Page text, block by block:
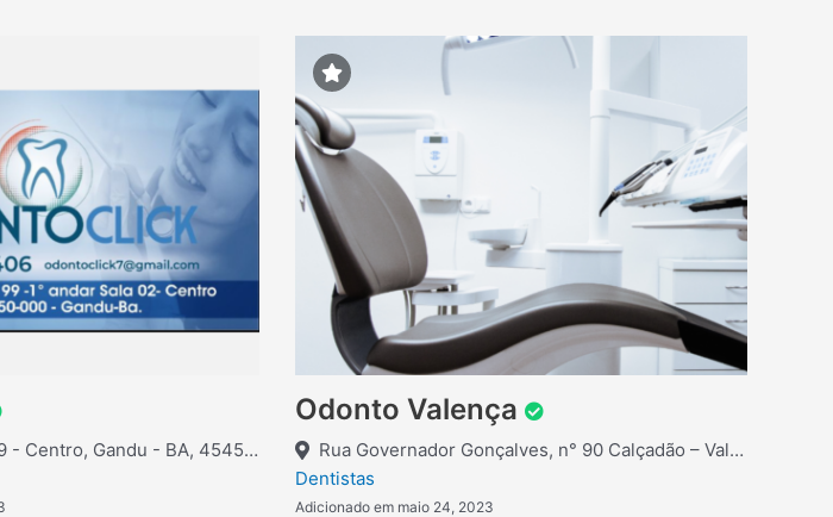
R. Landulfo Alves, 99 - Centro, Gandu - BA, 45450-000
Odonto Valença
Rua Governador Gonçalves, n° 90 Calçadão – Valença
Dentistas
Adicionado em maio 24, 2023